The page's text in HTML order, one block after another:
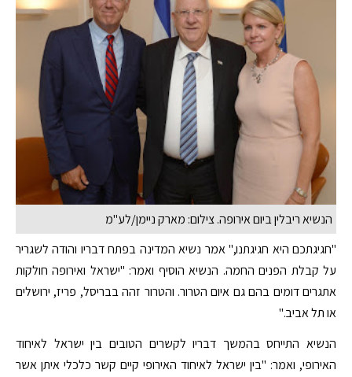
הנשיא ריבלין ביום אירופה. צילום: מארק ניימן/לע"מ
"חגיגתכם היא חגיגתנו," אמר נשיא המדינה בפתח דבריו והודה לשגריר
על קבלת הפנים החמה. הנשיא הוסיף ואמר: "ישראל ואירופה חולקות
אתגרים דומים בהם גם איום הטרור. והטרור זהה בבריסל, פריז, ירושלים
או תל אביב."
הנשיא התייחס בהמשך דבריו לקשרים הטובים בין ישראל לאיחוד
האירופי, ואמר: "בין ישראל לאיחוד האירופי קיים קשר כלכלי איתן אשר